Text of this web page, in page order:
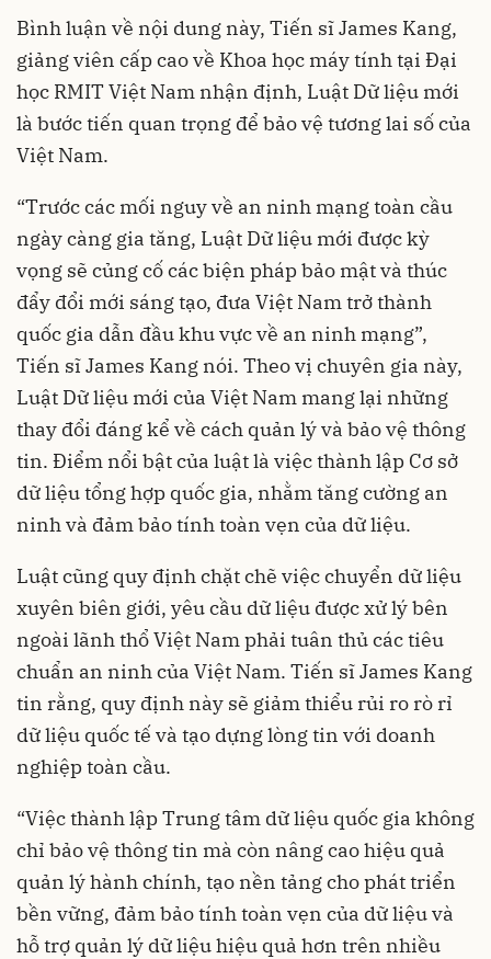
Bình luận về nội dung này, Tiến sĩ James Kang,
giảng viên cấp cao về Khoa học máy tính tại Đại
học RMIT Việt Nam nhận định, Luật Dữ liệu mới
là bước tiến quan trọng để bảo vệ tương lai số của
Việt Nam.
“Trước các mối nguy về an ninh mạng toàn cầu
ngày càng gia tăng, Luật Dữ liệu mới được kỳ
vọng sẽ củng cố các biện pháp bảo mật và thúc
đẩy đổi mới sáng tạo, đưa Việt Nam trở thành
quốc gia dẫn đầu khu vực về an ninh mạng”,
Tiến sĩ James Kang nói. Theo vị chuyên gia này,
Luật Dữ liệu mới của Việt Nam mang lại những
thay đổi đáng kể về cách quản lý và bảo vệ thông
tin. Điểm nổi bật của luật là việc thành lập Cơ sở
dữ liệu tổng hợp quốc gia, nhằm tăng cường an
ninh và đảm bảo tính toàn vẹn của dữ liệu.
Luật cũng quy định chặt chẽ việc chuyển dữ liệu
xuyên biên giới, yêu cầu dữ liệu được xử lý bên
ngoài lãnh thổ Việt Nam phải tuân thủ các tiêu
chuẩn an ninh của Việt Nam. Tiến sĩ James Kang
tin rằng, quy định này sẽ giảm thiểu rủi ro rò rỉ
dữ liệu quốc tế và tạo dựng lòng tin với doanh
nghiệp toàn cầu.
“Việc thành lập Trung tâm dữ liệu quốc gia không
chỉ bảo vệ thông tin mà còn nâng cao hiệu quả
quản lý hành chính, tạo nền tảng cho phát triển
bền vững, đảm bảo tính toàn vẹn của dữ liệu và
hỗ trợ quản lý dữ liệu hiệu quả hơn trên nhiều